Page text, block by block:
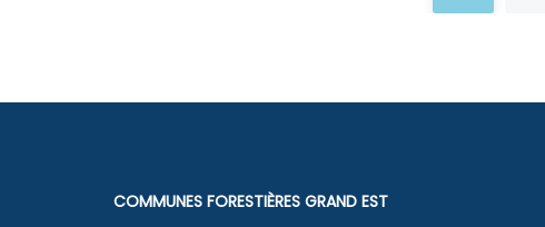
COMMUNES FORESTIÈRES GRAND EST